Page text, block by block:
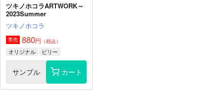
ツキノホコラARTWORK～
2023Summer
ツキノホコラ
専売 880円 （税込）
オリジナル ビリー
サンプル カート